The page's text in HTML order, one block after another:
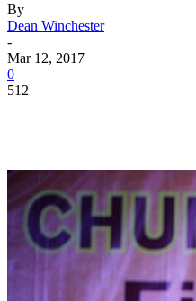
By
Dean Winchester
-
Mar 12, 2017
0
512